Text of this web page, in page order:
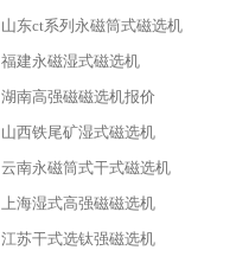
山东ct系列永磁筒式磁选机
福建永磁湿式磁选机
湖南高强磁磁选机报价
山西铁尾矿湿式磁选机
云南永磁筒式干式磁选机
上海湿式高强磁磁选机
江苏干式选钛强磁选机